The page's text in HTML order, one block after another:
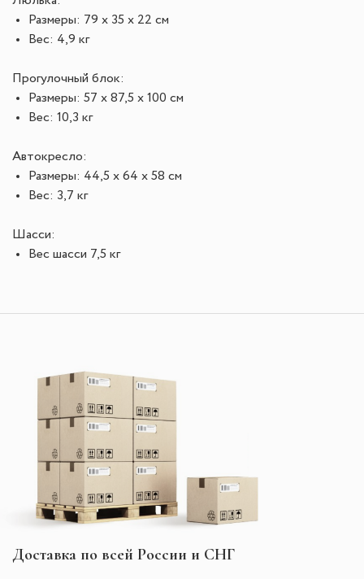
Размеры: 79 x 35 x 22 см
Вес: 4,9 кг
Прогулочный блок:
Размеры: 57 x 87,5 x 100 см
Вес: 10,3 кг
Автокресло:
Размеры: 44,5 x 64 x 58 см
Вес: 3,7 кг
Шасси:
Вес шасси 7,5 кг
Доставка по всей России и СНГ